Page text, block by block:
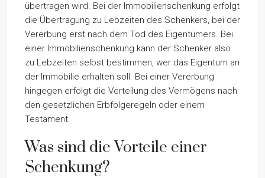
übertragen wird. Bei der Immobilienschenkung erfolgt
die Übertragung zu Lebzeiten des Schenkers, bei der
Vererbung erst nach dem Tod des Eigentümers. Bei
einer Immobilienschenkung kann der Schenker also
zu Lebzeiten selbst bestimmen, wer das Eigentum an
der Immobilie erhalten soll. Bei einer Vererbung
hingegen erfolgt die Verteilung des Vermögens nach
den gesetzlichen Erbfolgeregeln oder einem
Testament.
Was sind die Vorteile einer
Schenkung?